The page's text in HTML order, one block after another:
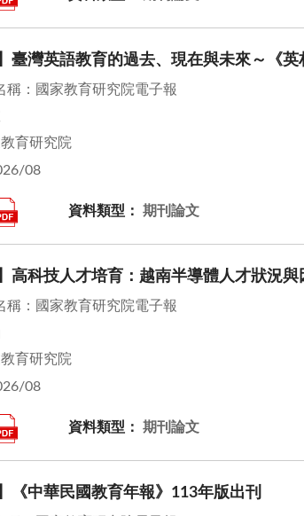
臺灣英語教育的過去、現在與未來～《
稱：國家教育研究院電子報
育研究院
08
資料類型： 期刊論文
高科技人才培育：越南半導體人才狀況與
稱：國家教育研究院電子報
育研究院
08
資料類型： 期刊論文
《中華民國教育年報》113年版出刊